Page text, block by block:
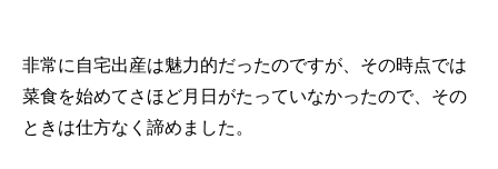
非常に自宅出産は魅力的だったのですが、その時点では
菜食を始めてさほど月日がたっていなかったので、その
ときは仕方なく諦めました。